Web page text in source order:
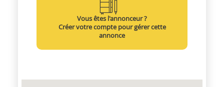
Vous êtes l'annonceur ?
Créer votre compte pour gérer cette
annonce